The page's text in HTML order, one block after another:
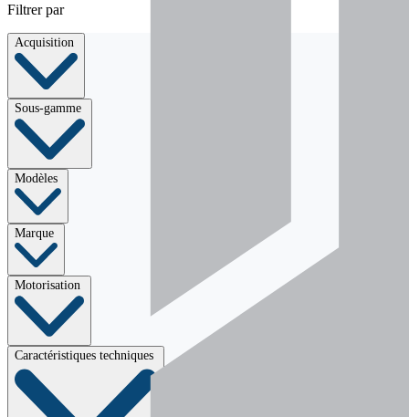
Filtrer par
Acquisition
Sous-gamme
Modèles
Marque
Motorisation
Caractéristiques techniques